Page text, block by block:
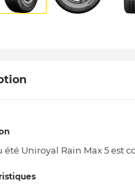
été Uniroyal Rain Max 5 est